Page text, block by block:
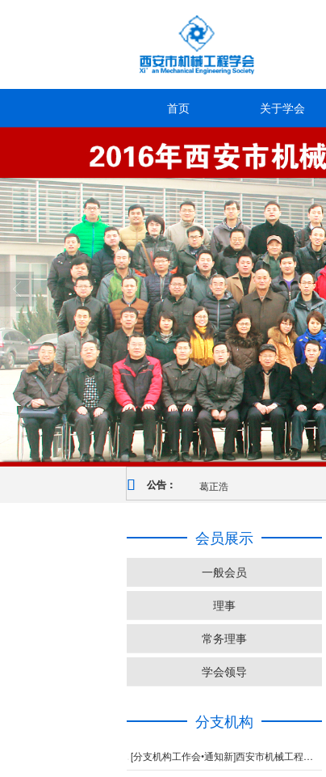
首页 关于学会
公告： 葛正浩
会员展示
一般会员
理事
常务理事
学会领导
分支机构
[分支机构工作会•通知新]西安市机械工程学会2017年四季度工作会议通知